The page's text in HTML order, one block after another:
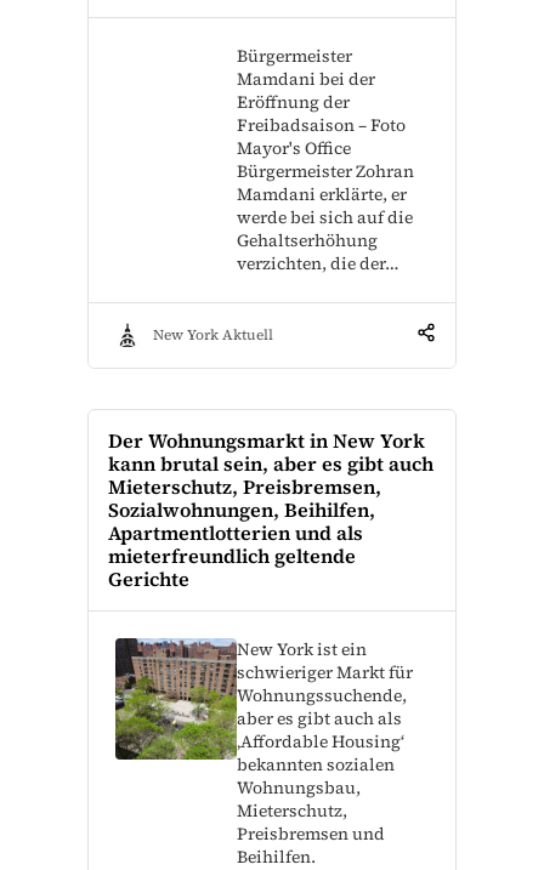
Bürgermeister
Mamdani bei der
Eröffnung der
Freibadsaison – Foto
Mayor's Office
Bürgermeister Zohran
Mamdani erklärte, er
werde bei sich auf die
Gehaltserhöhung
verzichten, die der…
New York Aktuell
Der Wohnungsmarkt in New York
kann brutal sein, aber es gibt auch
Mieterschutz, Preisbremsen,
Sozialwohnungen, Beihilfen,
Apartmentlotterien und als
mieterfreundlich geltende
Gerichte
New York ist ein
schwieriger Markt für
Wohnungssuchende,
aber es gibt auch als
‚Affordable Housing‘
bekannten sozialen
Wohnungsbau,
Mieterschutz,
Preisbremsen und
Beihilfen.